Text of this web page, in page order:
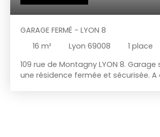
GARAGE FERMÉ - LYON 8
16 m² Lyon 69008 1 place
109 rue de Montagny LYON 8.
une résidence fermée et sécurisée. A